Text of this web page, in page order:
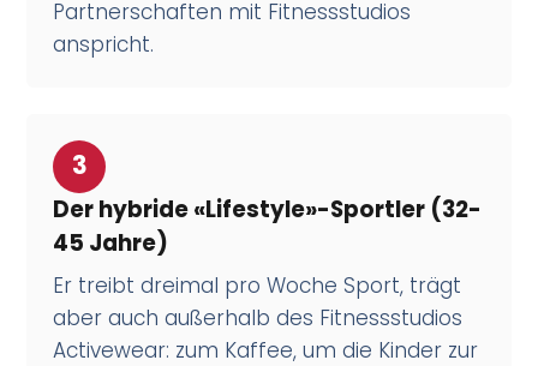
Partnerschaften mit Fitnessstudios
anspricht.
3
Der hybride «Lifestyle»-Sportler (32-
45 Jahre)
Er treibt dreimal pro Woche Sport, trägt
aber auch außerhalb des Fitnessstudios
Activewear: zum Kaffee, um die Kinder zur